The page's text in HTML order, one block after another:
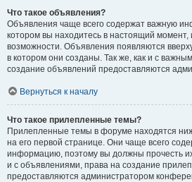
Что такое объявления?
Объявления чаще всего содержат важную
котором вы находитесь в настоящий
возможности. Объявления появляются
в котором они созданы. Так же, как и с
создание объявлений предоставляются
Вернуться к началу
Что такое прилепленные темы?
Прилепленные темы в форуме находятся
на его первой странице. Они чаще всего
информацию, поэтому вы должны прочесть
и с объявлениями, права на создание
предоставляются администратором